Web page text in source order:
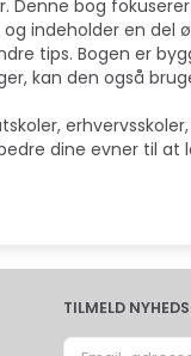
bog
indeholder en del
tips. Bogen er
kan den også
dine evner til at
TILMELD
Email-